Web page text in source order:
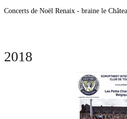
Concerts de Noël Renaix - braine le
2018